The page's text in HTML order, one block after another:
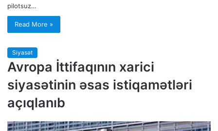
pilotsuz…
Read More »
Siyasət
Avropa İttifaqının xarici
siyasətinin əsas istiqamətləri
açıqlanıb